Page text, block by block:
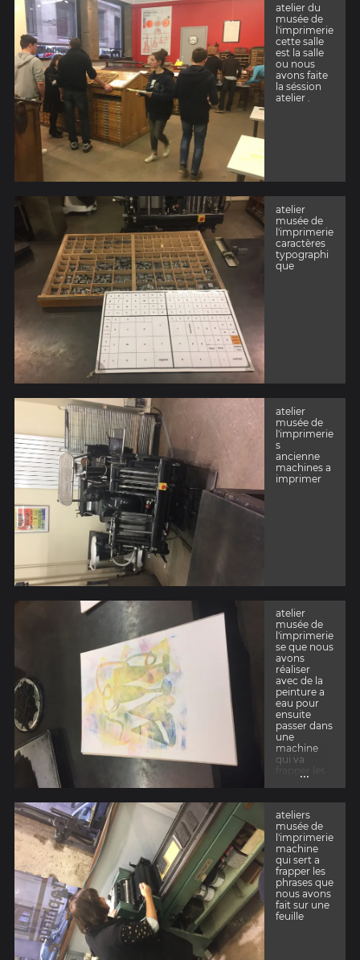
atelier du
musée de
l'imprimerie
cette salle
est la salle
ou nous
avons faite
la séssion
atelier .
atelier
musée de
l'imprimerie
caractères
typographi
que
atelier
musée de
l'imprimerie
s
ancienne
machines a
imprimer
atelier
musée de
l'imprimerie
se que nous
avons
réaliser
avec de la
peinture a
eau pour
ensuite
passer dans
une
machine
qui va
frapper les
fait avec les
caractères
typographi
ques
...
ateliers
musée de
l'imprimerie
machine
qui sert a
frapper les
phrases que
nous avons
fait sur une
feuille